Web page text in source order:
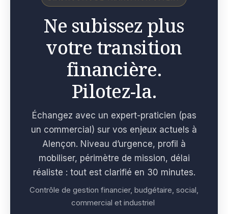
Ne subissez plus
votre transition
financière.
Pilotez-la.
Échangez avec un expert-praticien (pas
un commercial) sur vos enjeux actuels à
Alençon. Niveau d’urgence, profil à
mobiliser, périmètre de mission, délai
réaliste : tout est clarifié en 30 minutes.
Contrôle de gestion financier, budgétaire, social,
commercial et industriel